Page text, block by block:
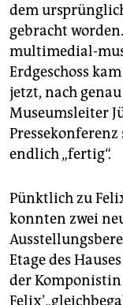
dem
gebracht
multimedial-
Erdgeschoss
jetzt, nach
Museumsleiter
endlich „fertig“.
Pünktlich zu
konnten zwei
Etage des
der Komponistin